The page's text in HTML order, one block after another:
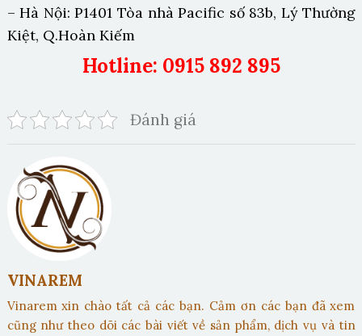
– Hà Nội: P1401 Tòa nhà Pacific số 83b, Lý Thường
Kiệt, Q.Hoàn Kiếm
Hotline: 0915 892 895
Đánh giá
VINAREM
Vinarem xin chào tất cả các bạn. Cảm ơn các bạn đã xem
cũng như theo dõi các bài viết về sản phẩm, dịch vụ và tin